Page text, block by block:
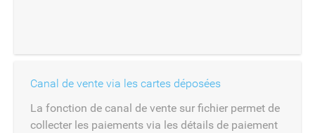
Canal de vente via les cartes déposées
La fonction de canal de vente sur fichier permet de
collecter les paiements via les détails de paiement